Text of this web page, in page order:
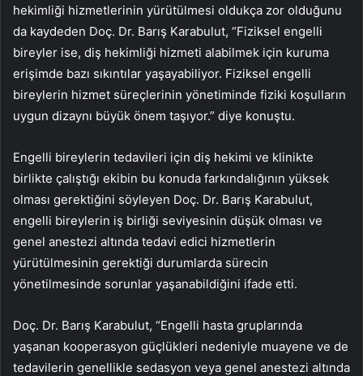
hekimliği hizmetlerinin yürütülmesi oldukça zor olduğunu
da kaydeden Doç. Dr. Barış Karabulut, “Fiziksel engelli
bireyler ise, diş hekimliği hizmeti alabilmek için kuruma
erişimde bazı sıkıntılar yaşayabiliyor. Fiziksel engelli
bireylerin hizmet süreçlerinin yönetiminde fiziki koşulların
uygun dizaynı büyük önem taşıyor.” diye konuştu.
Engelli bireylerin tedavileri için diş hekimi ve klinikte
birlikte çalıştığı ekibin bu konuda farkındalığının yüksek
olması gerektiğini söyleyen Doç. Dr. Barış Karabulut,
engelli bireylerin iş birliği seviyesinin düşük olması ve
genel anestezi altında tedavi edici hizmetlerin
yürütülmesinin gerektiği durumlarda sürecin
yönetilmesinde sorunlar yaşanabildiğini ifade etti.
Doç. Dr. Barış Karabulut, “Engelli hasta gruplarında
yaşanan kooperasyon güçlükleri nedeniyle muayene ve de
tedavilerin genellikle sedasyon veya genel anestezi altında